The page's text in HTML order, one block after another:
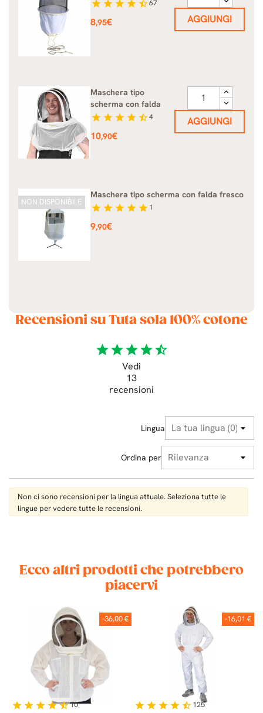
star star star star star_half67
Prezzo
8,95€ AGGIUNGI
Maschera tipo
scherma con falda
star star star star star_half4
Prezzo
10,90€
AGGIUNGI
Maschera tipo scherma con falda fresco
star star star star star 1
Prezzo
9,90€
NON DISPONIBILE
Recensioni su Tuta sola 100% cotone
starstarstarstarstar_half
Vedi
13
recensioni
Lingua
Ordina per
Non ci sono recensioni per la lingua attuale. Seleziona tutte le
lingue per vedere tutte le recensioni.
Ecco altri prodotti che potrebbero
piacervi
-36,00 €
star star star starstar_half10
-16,01 €
star star star star star_half 125